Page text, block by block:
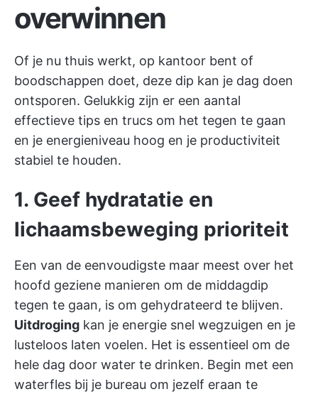
overwinnen
Of je nu thuis werkt, op kantoor bent of
boodschappen doet, deze dip kan je dag doen
ontsporen. Gelukkig zijn er een aantal
effectieve tips en trucs om het tegen te gaan
en je energieniveau hoog en je productiviteit
stabiel te houden.
1. Geef hydratatie en
lichaamsbeweging prioriteit
Een van de eenvoudigste maar meest over het
hoofd geziene manieren om de middagdip
tegen te gaan, is om gehydrateerd te blijven.
Uitdroging kan je energie snel wegzuigen en je
lusteloos laten voelen. Het is essentieel om de
hele dag door water te drinken. Begin met een
waterfles bij je bureau om jezelf eraan te